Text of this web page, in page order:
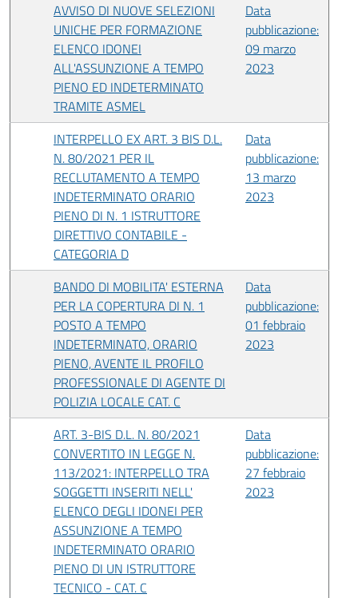
AVVISO DI NUOVE SELEZIONI
UNICHE PER FORMAZIONE
ELENCO IDONEI
ALL'ASSUNZIONE A TEMPO
PIENO ED INDETERMINATO
TRAMITE ASMEL
Data
pubblicazione:
09 marzo
2023
INTERPELLO EX ART. 3 BIS D.L.
N. 80/2021 PER IL
RECLUTAMENTO A TEMPO
INDETERMINATO ORARIO
PIENO DI N. 1 ISTRUTTORE
DIRETTIVO CONTABILE -
CATEGORIA D
Data
pubblicazione:
13 marzo
2023
BANDO DI MOBILITA' ESTERNA
PER LA COPERTURA DI N. 1
POSTO A TEMPO
INDETERMINATO, ORARIO
PIENO, AVENTE IL PROFILO
PROFESSIONALE DI AGENTE DI
POLIZIA LOCALE CAT. C
Data
pubblicazione:
01 febbraio
2023
ART. 3-BIS D.L. N. 80/2021
CONVERTITO IN LEGGE N.
113/2021: INTERPELLO TRA
SOGGETTI INSERITI NELL'
ELENCO DEGLI IDONEI PER
ASSUNZIONE A TEMPO
INDETERMINATO ORARIO
PIENO DI UN ISTRUTTORE
TECNICO - CAT. C
Data
pubblicazione:
27 febbraio
2023